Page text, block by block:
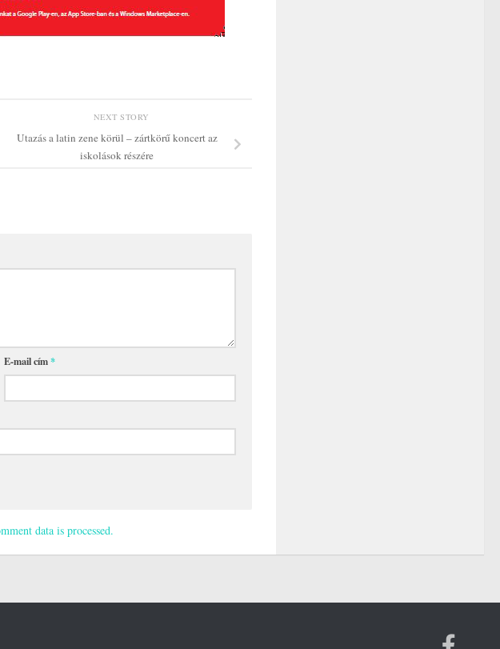
NEXT STORY
Utazás a latin zene körül – zártkörű koncert az
iskolások részére
E-mail cím*
data is processed.